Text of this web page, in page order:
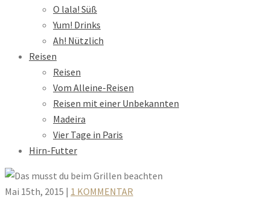
O lala! Süß
Yum! Drinks
Ah! Nützlich
Reisen
Reisen
Vom Alleine-Reisen
Reisen mit einer Unbekannten
Madeira
Vier Tage in Paris
Hirn-Futter
Mai 15th, 2015 | 1 KOMMENTAR